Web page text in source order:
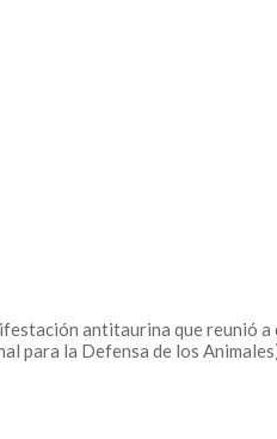
antitaurina que reunió
para la Defensa de los